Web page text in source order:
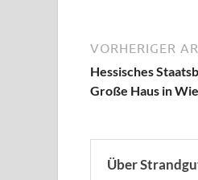
VORHERIGER
Hessisches
Große Haus in
Über